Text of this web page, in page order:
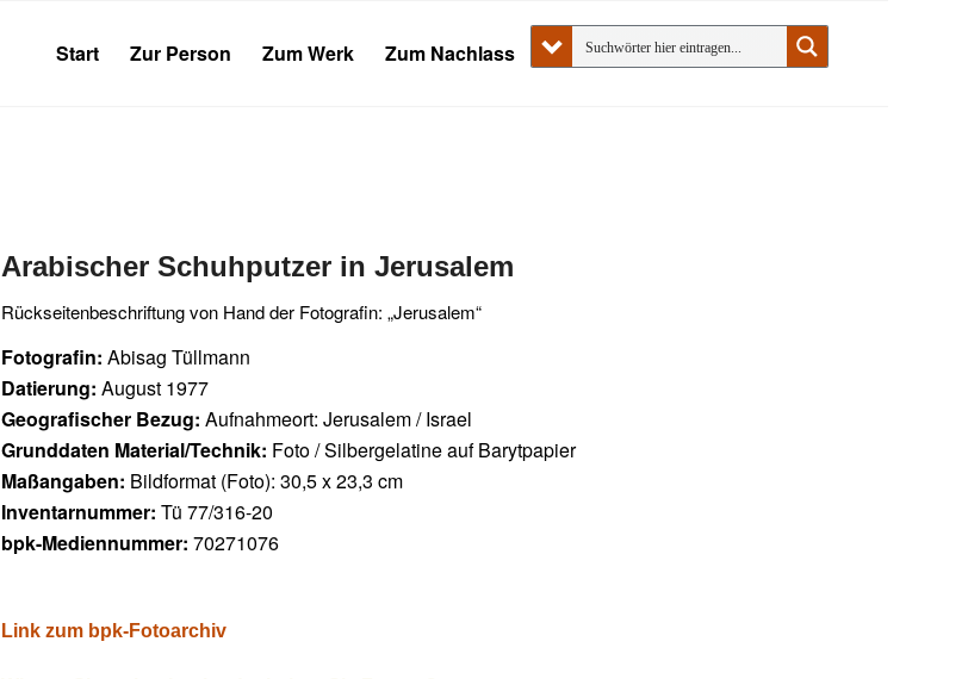
Start Zur Person Zum Werk Zum Nachlass
Arabischer Schuhputzer in Jerusalem
Rückseitenbeschriftung von Hand der Fotografin: „Jerusalem“
Fotografin:Abisag Tüllmann
Datierung:August 1977
Geografischer Bezug:Aufnahmeort: Jerusalem / Israel
Grunddaten Material/Technik: Foto / Silbergelatine auf Barytpapier
Maßangaben: Bildformat (Foto): 30,5 x 23,3 cm
Inventarnummer:Tü 77/316-20
bpk-Mediennummer:70271076
Link zum bpk-Fotoarchiv